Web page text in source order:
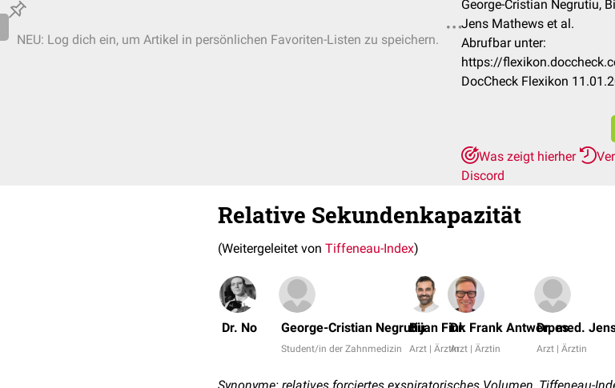
NEU: Log dich ein, um Artikel in persönlichen Favoriten-Listen zu speichern.
George-Cristian Negrutiu,
Jens Mathews et al.
Abrufbar unter:
https://
DocCheck Flexikon
Was zeigt hierher
Discord
Relative Sekundenkapazität
(Weitergeleitet von Tiffeneau-Index)
Dr. No George-Cristian Negrutiu
Student/in der Zahnmedizin
Bijan Fink
Arzt | Ärztin
Dr. Frank Antwerpes
Arzt | Ärztin
Dr. med.
Arzt | Ärztin